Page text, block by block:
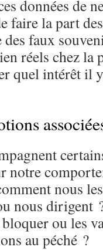
données de
faire la part
faux
réels chez la
quel intérêt il
notre
nous
nous dirigent
ou les
au péché ?